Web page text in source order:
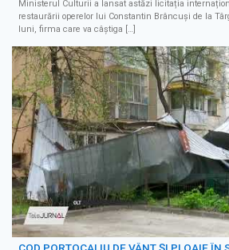
Ministerul Culturii a lansat astăzi licitația
restaurării operelor lui Constantin Brâncuși de la
luni, firma care va câștiga […]